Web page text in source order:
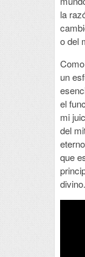
la
o del
un
el
mi
del
que
divino.